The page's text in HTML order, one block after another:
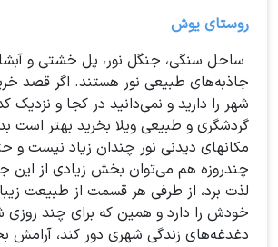
روستای یوش
ساحل سنگی، جنگل نور، پل خشتی و
جاذبه‌های طبیعی نور هستند. اگر قصد
شهر را دارید و نمی‌دانید در کجا و نزدیک
گردشگری و طبیعی ویلا بخرید بهتر است
مکانهای دیدنی نور چندان زیاد نیست و
چندروزه هم می‌توان بخش زیادی از این
لذت برد، از طرفی هر قسمت از طبیعت
خودش را دارد و همین که برای چند روزی
دغدغه‌های زندگی شهری دور کند،